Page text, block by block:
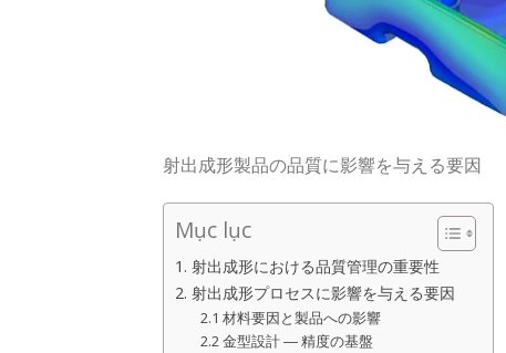
射出成形製品の品質に影響を与える要因
Mục lục
1. 射出成形における品質管理の重要性
2. 射出成形プロセスに影響を与える要因
2.1 材料要因と製品への影響
2.2 金型設計 ― 精度の基盤